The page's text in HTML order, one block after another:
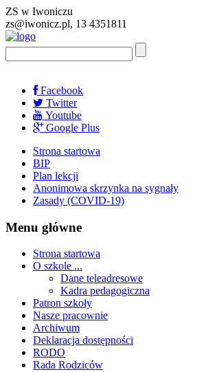
ZS w Iwoniczu
zs@iwonicz.pl, 13 4351811
Facebook
Twitter
Youtube
Google Plus
Strona startowa
BIP
Plan lekcji
Anonimowa skrzynka na sygnały
Zasady (COVID-19)
Menu główne
Strona startowa
O szkole ...
Dane teleadresowe
Kadra pedagogiczna
Patron szkoły
Nasze pracownie
Archiwum
Deklaracja dostępności
RODO
Rada Rodziców